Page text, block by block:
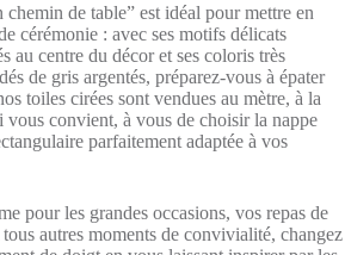
de table” est idéal pour mettre en
cérémonie : avec ses motifs délicats
au centre du décor et ses coloris très
de gris argentés, préparez-vous à épater
toiles cirées sont vendues au mètre, à la
convient, à vous de choisir la nappe
parfaitement adaptée à vos
pour les grandes occasions, vos repas de
autres moments de convivialité, changez